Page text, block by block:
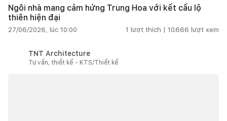
Ngôi nhà mang cảm hứng Trung Hoa với kết cấu lộ
thiên hiện đại
27/06/2026, lúc 10:00 1 lượt thích | 10.666 lượt xem
TNT Architecture
Tư vấn, thiết kế - KTS/Thiết kế